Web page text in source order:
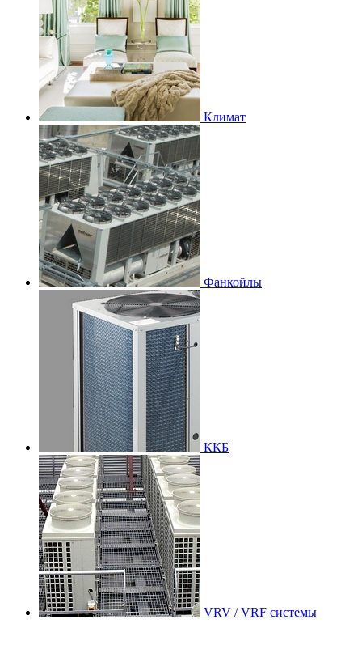
Климат
Фанкойлы
ККБ
VRV / VRF системы